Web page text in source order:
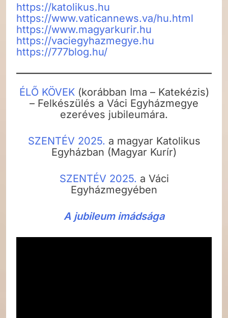
https://katolikus.hu
https://www.vaticannews.va/hu.html
https://www.magyarkurir.hu
https://vaciegyhazmegye.hu
https://777blog.hu/
ÉLŐ KÖVEK(korábban Ima – Katekézis)
– Felkészülés a Váci Egyházmegye
ezeréves jubileumára.
SZENTÉV 2025. a magyar Katolikus
Egyházban (Magyar Kurír)
SZENTÉV 2025. a Váci
Egyházmegyében
A jubileum imádsága